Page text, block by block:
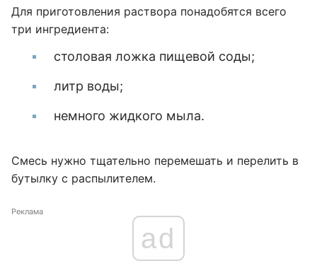
Для приготовления раствора понадобятся всего
три ингредиента:
столовая ложка пищевой соды;
литр воды;
немного жидкого мыла.
Смесь нужно тщательно перемешать и перелить в
бутылку с распылителем.
Реклама
ad